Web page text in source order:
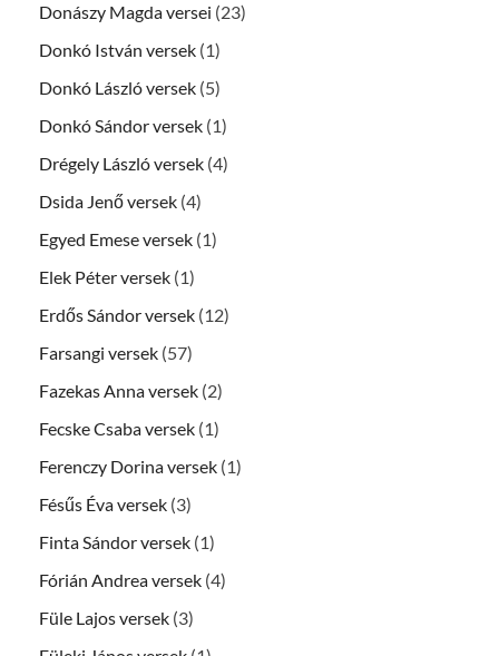
Donászy Magda versei (23)
Donkó István versek (1)
Donkó László versek (5)
Donkó Sándor versek (1)
Drégely László versek (4)
Dsida Jenő versek (4)
Egyed Emese versek (1)
Elek Péter versek (1)
Erdős Sándor versek (12)
Farsangi versek (57)
Fazekas Anna versek (2)
Fecske Csaba versek (1)
Ferenczy Dorina versek (1)
Fésűs Éva versek (3)
Finta Sándor versek (1)
Fórián Andrea versek (4)
Füle Lajos versek (3)